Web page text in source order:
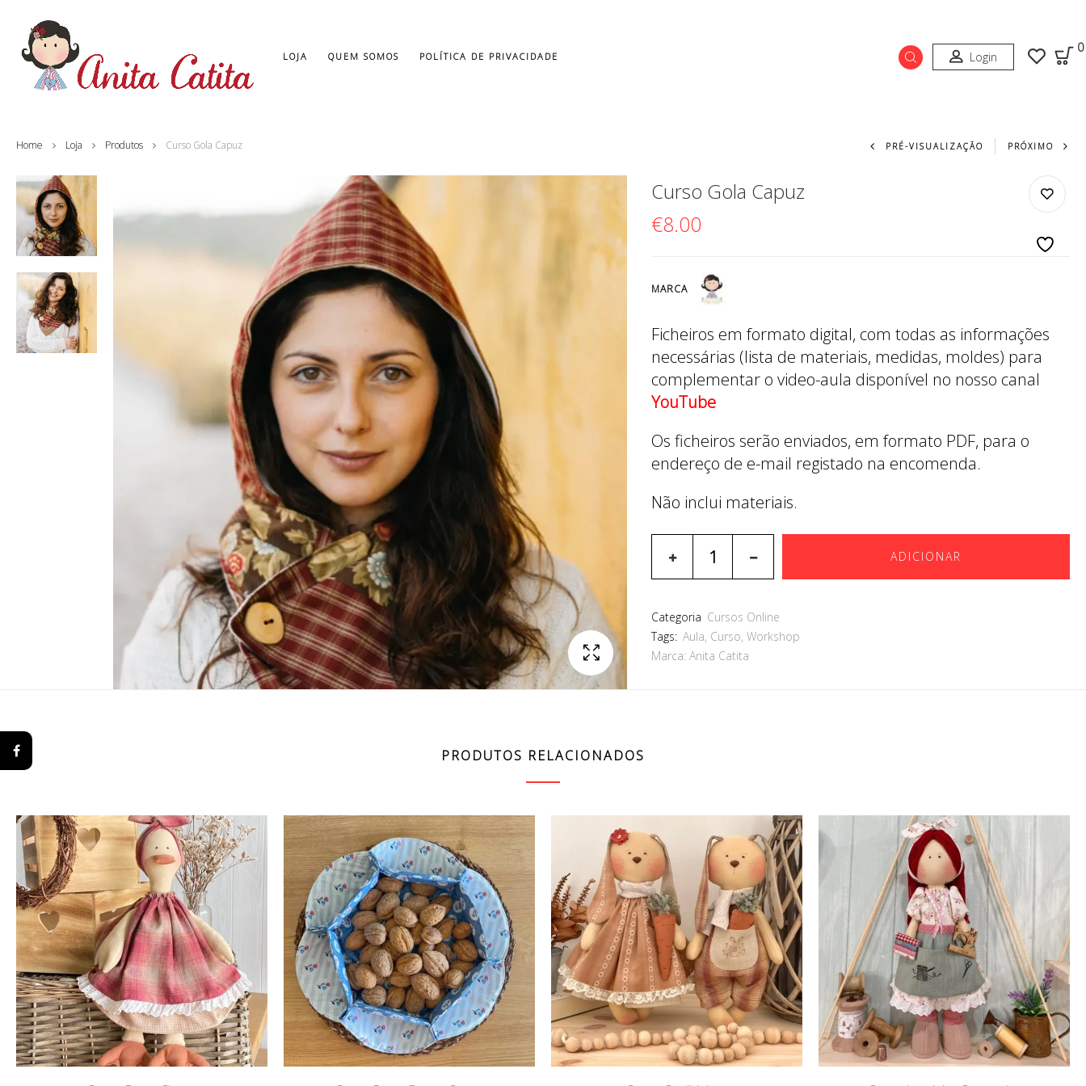
LOJA QUEM SOMOS POLÍTICA DE PRIVACIDADE Login
0
Home Loja Produtos Curso Gola Capuz Navegação do
PRÉ-VISUALIZAÇÃO PRÓXIMO
Curso Gola Capuz
€8.00
MARCA
Ficheiros em formato digital, com todas as informações
necessárias (lista de materiais, medidas, moldes) para
complementar o video-aula disponível no nosso canal
YouTube
Os ficheiros serão enviados, em formato PDF, para o
endereço de e-mail registado na encomenda.
Não inclui materiais.
ADICIONAR
Categoria Cursos Online
Tags: Aula, Curso,Workshop
Marca:Anita Catita
PRODUTOS RELACIONADOS